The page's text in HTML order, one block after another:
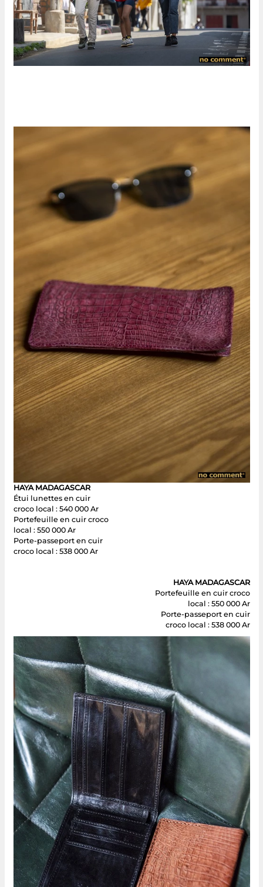
HAYA MADAGASCAR
Étui lunettes en cuir
croco local : 540 000 Ar
Portefeuille en cuir croco
local : 550 000 Ar
Porte-passeport en cuir
croco local : 538 000 Ar
HAYA MADAGASCAR
Portefeuille en cuir croco
local : 550 000 Ar
Porte-passeport en cuir
croco local : 538 000 Ar